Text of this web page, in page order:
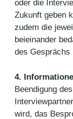
oder die
Zukunft geben
zudem die
beieinander
des Gesprächs
4.
Beendigung
wird, das